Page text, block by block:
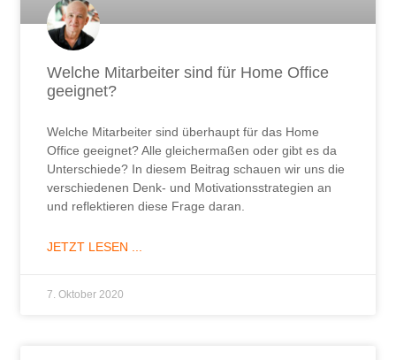
Welche Mitarbeiter sind für Home Office
geeignet?
Welche Mitarbeiter sind überhaupt für das Home
Office geeignet? Alle gleichermaßen oder gibt es da
Unterschiede? In diesem Beitrag schauen wir uns die
verschiedenen Denk- und Motivationsstrategien an
und reflektieren diese Frage daran.
JETZT LESEN ...
7. Oktober 2020